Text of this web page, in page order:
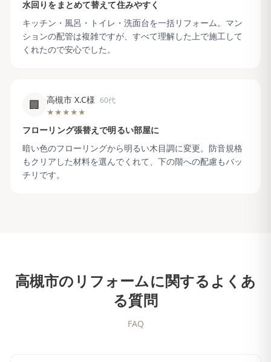
水回りをまとめて替えて住みやすく
キッチン・風呂・トイレ・洗面台を一括リフォーム。マン
ションの配管は複雑ですが、すべて理解した上で施工して
くれたので安心でした。
🏢 高槻市 X.C様 60代
★★★★★
フローリング張替えで明るい部屋に
暗い色のフローリングから明るい木目調に変更。防音規格
もクリアした材料を選んでくれて、下の階への配慮もバッ
チリです。
高槻市のリフォームに関するよくあ
る質問
FAQ